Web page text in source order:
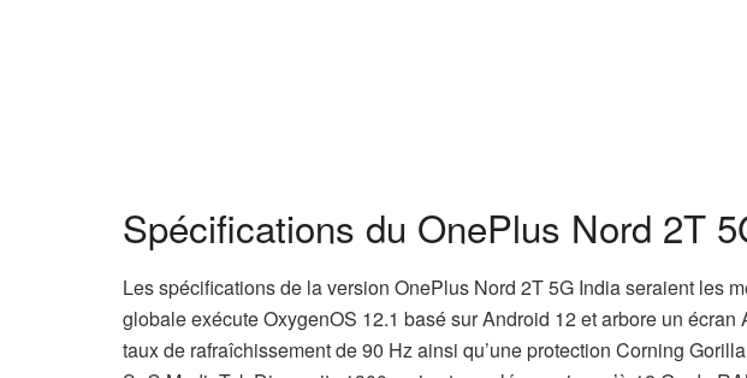
Spécifications du OnePlus Nord 2T
Les spécifications de la version OnePlus Nord 2T 5G India seraient les
globale exécute OxygenOS 12.1 basé sur Android 12 et arbore un
taux de rafraîchissement de 90 Hz ainsi qu’une protection Corning